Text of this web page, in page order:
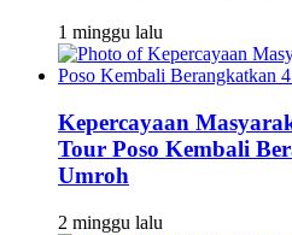
1 minggu lalu
Kepercayaan
Tour Poso Kembali
Umroh
2 minggu lalu